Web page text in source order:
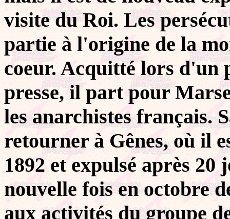
visite du Roi. Les
partie à l'origine de la
coeur. Acquitté lors d'un
presse, il part pour
les anarchistes français.
retourner à Gênes, où il
1892 et expulsé après
nouvelle fois en octobre
aux activités du groupe